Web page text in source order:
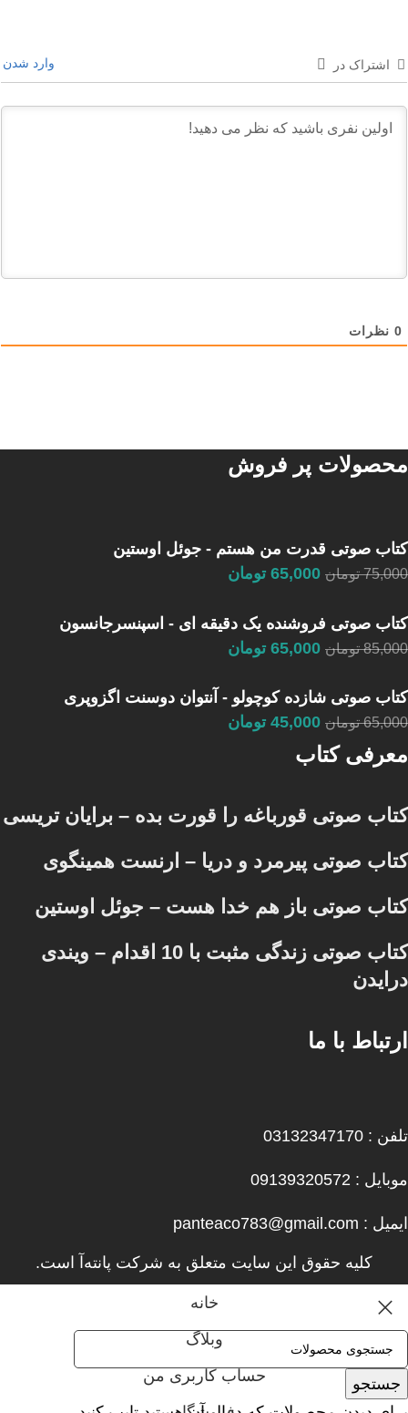
اشتراک در وارد شدن
0 نظرات
محصولات پر فروش
کتاب صوتی قدرت من هستم - جوئل اوستین
75,000 تومان 65,000 تومان
کتاب صوتی فروشنده یک دقیقه ای - اسپنسرجانسون
85,000 تومان 65,000 تومان
کتاب صوتی شازده کوچولو - آنتوان دوسنت اگزوپری
65,000 تومان 45,000 تومان
معرفی کتاب
کتاب صوتی قورباغه را قورت بده – برایان تریسی
کتاب صوتی پیرمرد و دریا – ارنست همینگوی
کتاب صوتی باز هم خدا هست – جوئل اوستین
کتاب صوتی زندگی مثبت با 10 اقدام – ویندی
درایدن
ارتباط با ما
تلفن : 03132347170
موبایل : 09139320572
ایمیل : panteaco783@gmail.com
کلیه حقوق این سایت متعلق به شرکت پانته‌آ است.
جستجو
خانه
وبلاگ
حساب کاربری من